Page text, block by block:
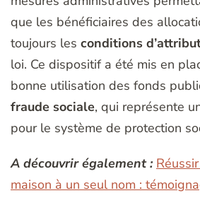
que les bénéficiaires des
toujours les conditions
loi. Ce dispositif a été mis en
bonne utilisation des fonds
fraude sociale, qui représente
pour le système de protection
A découvrir également :
maison à un seul nom :